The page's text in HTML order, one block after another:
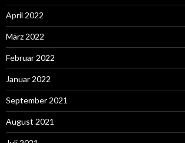
April 2022
März 2022
Februar 2022
Januar 2022
September 2021
August 2021